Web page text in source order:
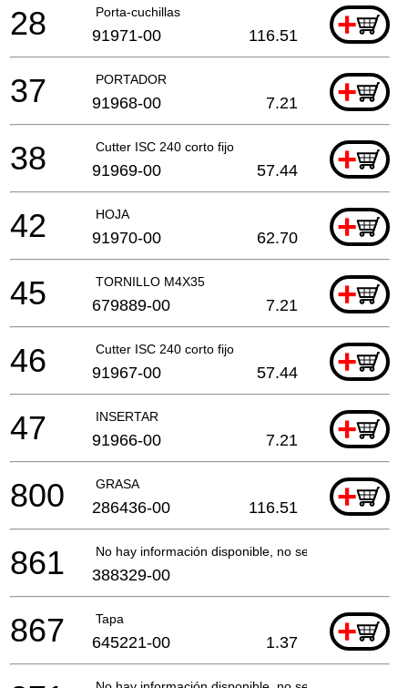
Porta-cuchillas +
28 91971-00 116.51
PORTADOR +
37 91968-00 7.21
Cutter ISC 240 corto fijo +
38 91969-00 57.44
HOJA +
42 91970-00 62.70
TORNILLO M4X35 +
45 679889-00 7.21
Cutter ISC 240 corto fijo +
46 91967-00 57.44
INSERTAR +
47 91966-00 7.21
GRASA +
800 286436-00 116.51
No hay información disponible, no se puede pedir
861 388329-00
Tapa +
867 645221-00 1.37